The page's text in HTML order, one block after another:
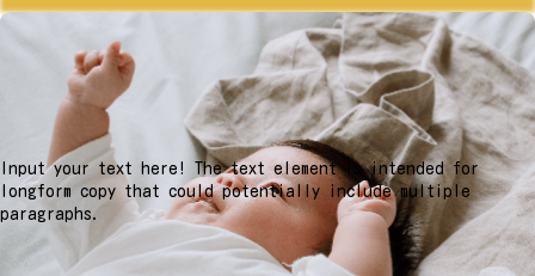
Input your text here! The text element is intended for
longform copy that could potentially include multiple
paragraphs.